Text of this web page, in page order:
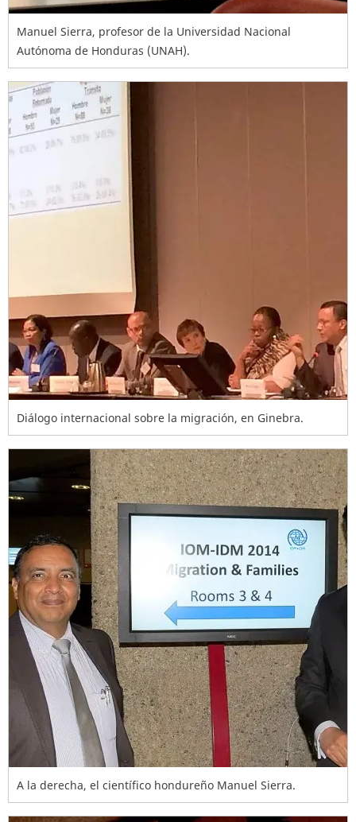
Manuel Sierra, profesor de la Universidad Nacional
Autónoma de Honduras (UNAH).
Diálogo internacional sobre la migración, en Ginebra.
A la derecha, el científico hondureño Manuel Sierra.